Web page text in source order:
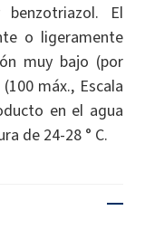
El
o ligeramente
muy bajo (por
máx., Escala
en el agua
de 24-28 ° C.